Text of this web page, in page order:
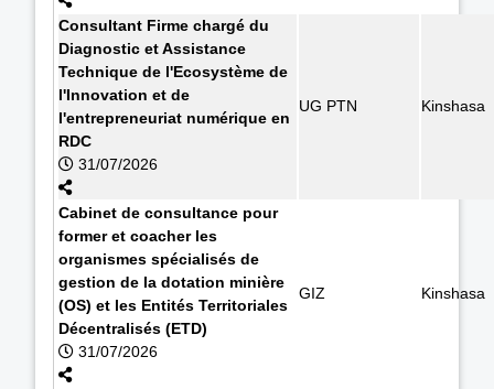
Consultant Firme chargé du
Diagnostic et Assistance
Technique de l'Ecosystème de
l'Innovation et de
l'entrepreneuriat numérique en
RDC
31/07/2026
UG PTN Kinshasa
Cabinet de consultance pour
former et coacher les
organismes spécialisés de
gestion de la dotation minière
(OS) et les Entités Territoriales
Décentralisés (ETD)
31/07/2026
GIZ Kinshasa